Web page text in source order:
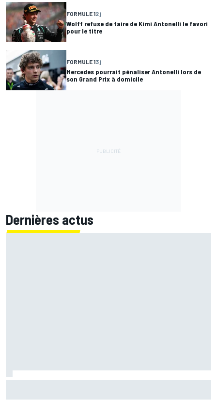
FORMULE 12 j
Wolff refuse de faire de Kimi Antonelli le favori
pour le titre
FORMULE 13 j
Mercedes pourrait pénaliser Antonelli lors de
son Grand Prix à domicile
Dernières actus